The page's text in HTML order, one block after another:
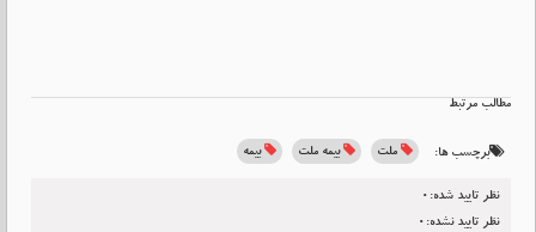
مطالب مرتبط
برچسب ها: ملت بیمه ملت بیمه
نظر تایید شده:0
نظر تایید نشده:0